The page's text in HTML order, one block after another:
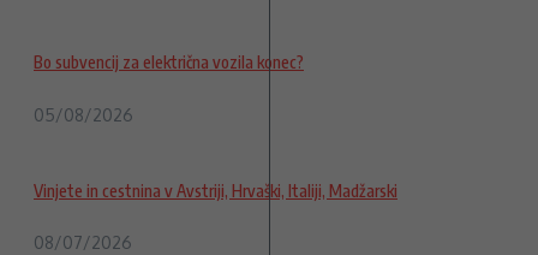
Bo subvencij za električna vozila konec?
05/08/2026
Vinjete in cestnina v Avstriji, Hrvaški, Italiji, Madžarski
08/07/2026